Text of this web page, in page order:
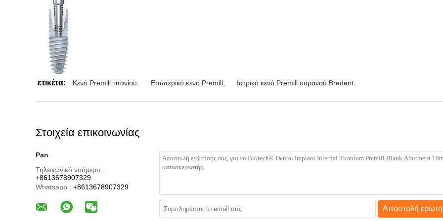
ετικέτα: Κενό Premill τιτανίου Εσωτερικό κενό Premill Ιατρικό κενό Premill ουρανού Bredent
Στοιχεία επικοινωνίας
Pan
Τηλεφωνικό νούμερο :
+8613678907329
Whatsapp : +8613678907329
Αποστολή